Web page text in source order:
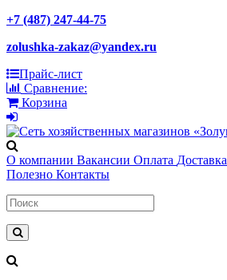
+7 (487) 247-44-75
zolushka-zakaz@yandex.ru
Прайс-лист
Сравнение:
Корзина
О компании Вакансии Оплата Доставка
Полезно Контакты